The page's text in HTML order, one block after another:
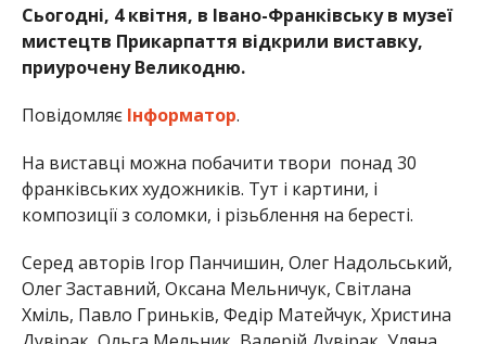
Сьогодні, 4 квітня, в Івано-Франківську в музеї
мистецтв Прикарпаття відкрили виставку,
приурочену Великодню.
Повідомляє Інформатор.
На виставці можна побачити твори понад 30
франківських художників. Тут і картини, і
композиції з соломки, і різьблення на бересті.
Серед авторів Ігор Панчишин, Олег Надольський,
Олег Заставний, Оксана Мельничук, Світлана
Хміль, Павло Гриньків, Федір Матейчук, Христина